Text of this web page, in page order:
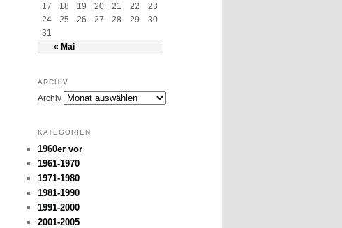
« Mai
17
18 19 20 21 22
23
24
25 26 27 28 29
30
31
ARCHIV
Archiv
KATEGORIEN
1960er vor
1961-1970
1971-1980
1981-1990
1991-2000
2001-2005